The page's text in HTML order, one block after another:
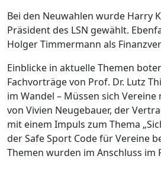
Bei den Neuwahlen wurde Harry
Präsident des LSN gewählt.
Holger Timmermann als
Einblicke in aktuelle Themen
Fachvorträge von Prof. Dr. Lutz
im Wandel – Müssen sich Vereine
von Vivien Neugebauer, der
mit einem Impuls zum Thema
der Safe Sport Code für Vereine
Themen wurden im Anschluss im